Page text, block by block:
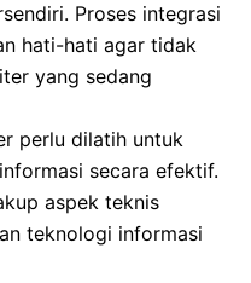
Proses integrasi
hati-hati agar tidak
yang sedang
perlu dilatih untuk
secara efektif.
aspek teknis
teknologi informasi